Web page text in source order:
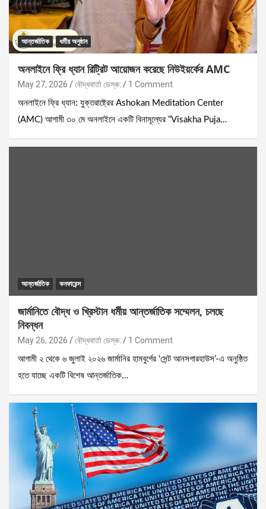
আন্তর্জাতিক ধর্মীয় অনুষ্ঠান
অনলাইনে ফ্রি ধ্যান রিট্রিট আয়োজন করেছে নিউইয়র্কের AMC
May 27, 2026 বৌদ্ধবার্তা ডেস্ক: 1 Comment
অনলাইনে ফ্রি ধ্যান: যুক্তরাষ্ট্রের Ashokan Meditation Center
(AMC) আগামী ৩০ মে অনলাইনে একটি বিনামূল্যের “Visakha Puja…
আন্তর্জাতিক কনফারেন্স
জার্মানিতে বৌদ্ধ ও খ্রিস্টান ধর্মীয় আন্তর্জাতিক সম্মেলন, চলছে
নিবন্ধন
May 26, 2026 বৌদ্ধবার্তা ডেস্ক: 1 Comment
আগামী ২ থেকে ৬ জুলাই ২০২৬ জার্মানির হামবুর্গের ‘সেন্ট আনসগারহাউস’-এ অনুষ্ঠিত
হতে যাচ্ছে একটি বিশেষ আন্তর্জাতিক…